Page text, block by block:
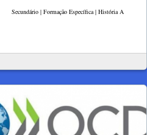
Secundário | Formação Específica | História A